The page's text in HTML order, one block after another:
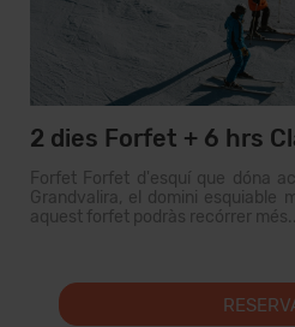
2 dies Forfet + 6 hrs
Forfet Forfet d'esquí que dóna
Grandvalira, el domini esquiable
aquest forfet podràs recórrer